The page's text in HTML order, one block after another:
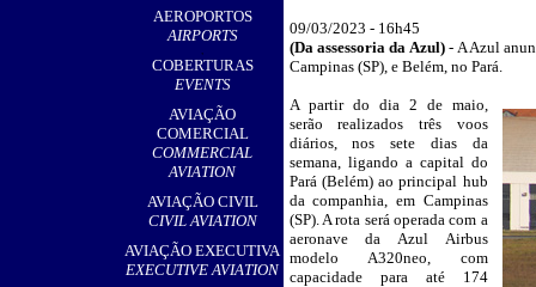
AEROPORTOS
AIRPORTS
,
COBERTURAS
EVENTS
AVIAÇÃO
COMERCIAL
COMMERCIAL
AVIATION
AVIAÇÃO CIVIL
CIVIL AVIATION
AVIAÇÃO EXECUTIVA
EXECUTIVE AVIATION
09/03/2023 - 16h45
(Da assessoria da Azul) - A Azul
Campinas (SP), e Belém, no Pará.
A partir do dia 2 de maio,
serão realizados três voos
diários, nos sete dias da
semana, ligando a capital do
Pará (Belém) ao principal hub
da companhia, em Campinas
(SP). A rota será operada com a
aeronave da Azul Airbus
modelo A320neo, com
capacidade para até 174